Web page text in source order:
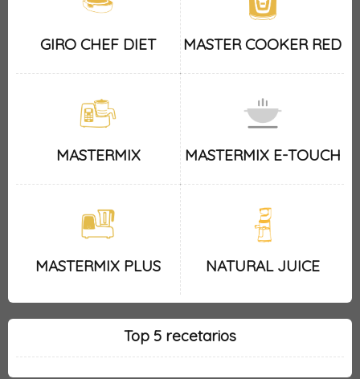
GIRO CHEF DIET MASTER COOKER RED
MASTERMIX MASTERMIX E-TOUCH
MASTERMIX PLUS NATURAL JUICE
Top 5 recetarios